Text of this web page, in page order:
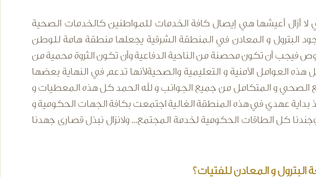
لا أزال أعيشها هي إيصال كافة الخدمات للمواطنين كالخدمات الصحية
وجود البترول و المعادن في المنطقة الشرقية يجعلها منطقة هامة للوطن
أن تكون محصنة من الناحية الدفاعية وأن تكون الثروة محمية من
هذه العوامل الأمنية و التعليمية والصحيةلأنها تدعم في النهاية بعضها
و المتكامل من جميع الجوانب و لله الحمد كل هذه المعطيات و
بداية عهدي في هذه المنطقة الغالية اجتمعت بكافة الجهات الحكومية و
كل الطاقات الحكومية لخدمة المجتمع... ولانزال نبذل قصارى جهدنا
و المعادن للفتيات؟